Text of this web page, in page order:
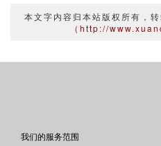
本文字内容归本站版权所有，
（http://
我们的服务范围